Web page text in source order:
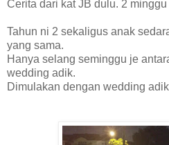
Cerita dari kat JB dulu. 2
Tahun ni 2 sekaligus anak
yang sama.
Hanya selang seminggu je
wedding adik.
Dimulakan dengan wedding